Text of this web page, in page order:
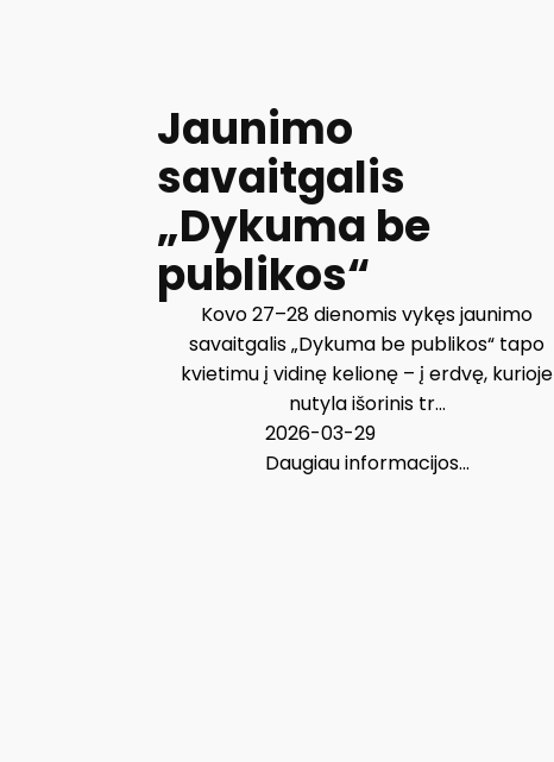
Jaunimo
savaitgalis
„Dykuma be
publikos“
Kovo 27–28 dienomis vykęs jaunimo
savaitgalis „Dykuma be publikos“ tapo
kvietimu į vidinę kelionę – į erdvę, kurioje
nutyla išorinis tr...
2026-03-29
Daugiau informacijos...